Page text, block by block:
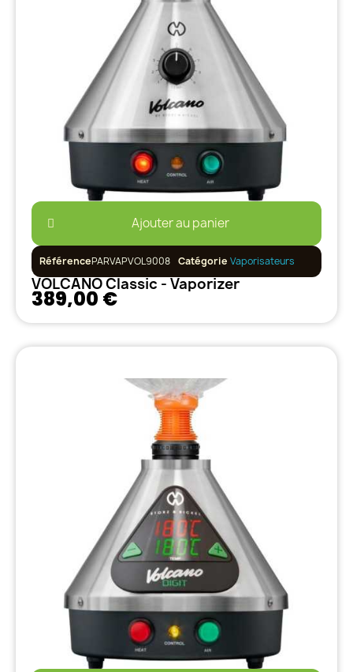
Ajouter au panier
RéférencePARVAPVOL9008 Catégorie Vaporisateurs
VOLCANO Classic - Vaporizer
389,00 €